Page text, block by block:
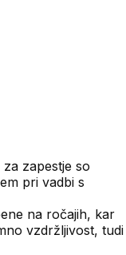
zapestje so
pri vadbi s
na ročajih, kar
vzdržljivost, tudi